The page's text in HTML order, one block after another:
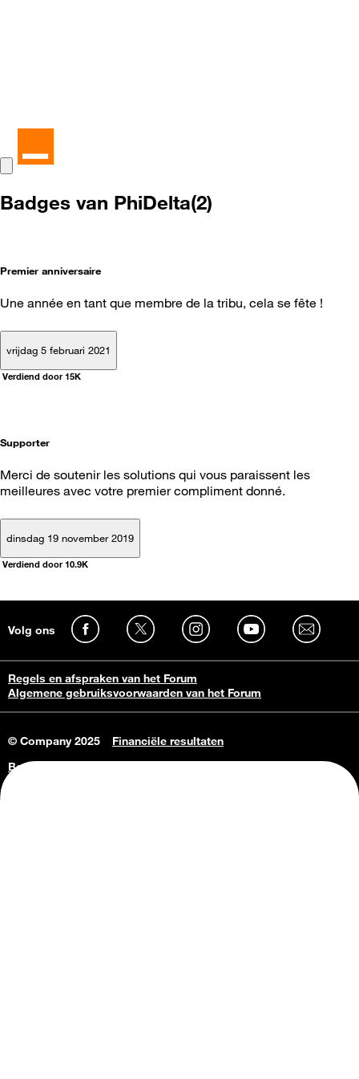
Badges van PhiDelta(2)
Premier anniversaire
Une année en tant que membre de la tribu, cela se fête !
vrijdag 5 februari 2021
Verdiend door 15K
Supporter
Merci de soutenir les solutions qui vous paraissent les
meilleures avec votre premier compliment donné.
dinsdag 19 november 2019
Verdiend door 10.9K
Volg ons
Regels en afspraken van het Forum
Algemene gebruiksvoorwaarden van het Forum
© Company 2025
Financiële resultaten
Bedrijfsgegevens